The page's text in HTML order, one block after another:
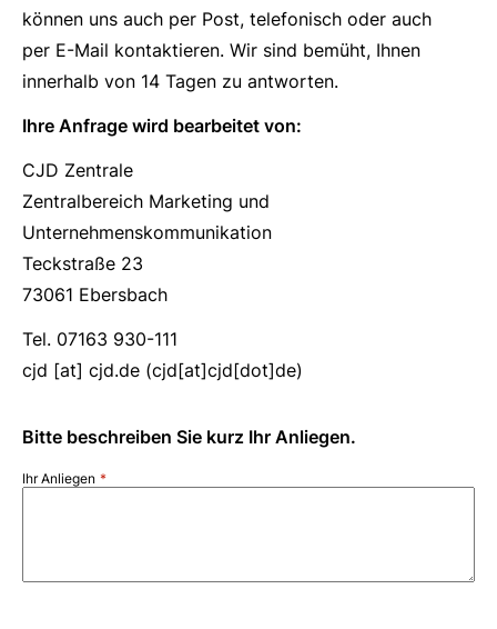
können uns auch per Post, telefonisch oder auch
per E-Mail kontaktieren. Wir sind bemüht, Ihnen
innerhalb von 14 Tagen zu antworten.
Ihre Anfrage wird bearbeitet von:
CJD Zentrale
Zentralbereich Marketing und
Unternehmenskommunikation
Teckstraße 23
73061 Ebersbach
Tel. 07163 930-111
cjd [at] cjd.de (cjd[at]cjd[dot]de)
Bitte beschreiben Sie kurz Ihr Anliegen.
Ihr Anliegen